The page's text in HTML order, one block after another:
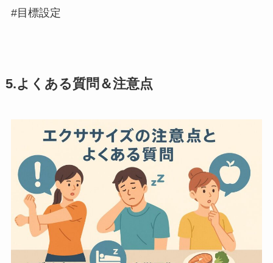
#目標設定
5.よくある質問＆注意点